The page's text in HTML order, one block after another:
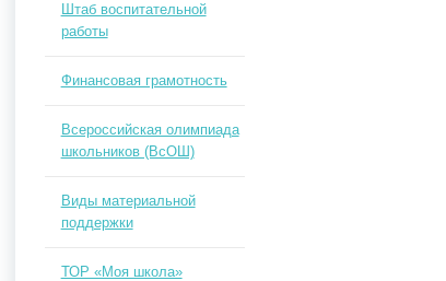
Штаб воспитательной
работы
Финансовая грамотность
Всероссийская олимпиада
школьников (ВсОШ)
Виды материальной
поддержки
ТОР «Моя школа»